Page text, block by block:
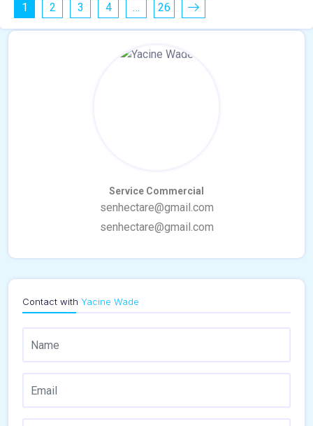
1 2 3 4 … 26
Contact with Yacine Wade